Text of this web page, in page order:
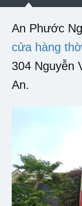
An Phước
cửa hàng
304 Nguyễn
An.